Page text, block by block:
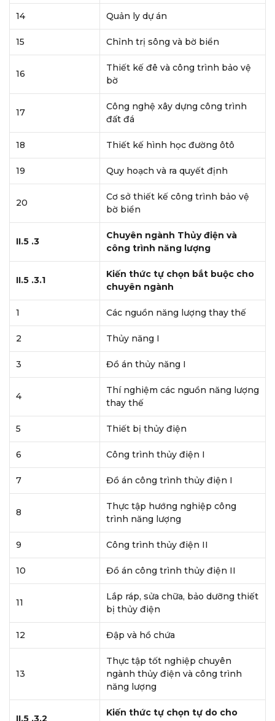
14 Quản ly dự án
15 Chỉnh trị sông và bờ biển
16
Thiết kế đê và công trình bảo vệ
bờ
17
Công nghệ xây dựng công trình
đất đá
18 Thiết kế hình học đường ôtô
19 Quy hoạch và ra quyết định
20
Cơ sở thiết kế công trình bảo vệ
bờ biển
II.5 .3
Chuyên ngành Thủy điện và
công trình năng lượng
II.5 .3.1
Kiến thức tự chọn bắt buộc cho
chuyên ngành
1 Các nguồn năng lượng thay thế
2 Thủy năng I
3 Đồ án thủy năng I
4
Thí nghiệm các nguồn năng lượng
thay thế
5 Thiết bị thủy điện
6 Công trình thủy điện I
7 Đồ án công trình thủy điện I
8
Thực tập hướng nghiệp công
trình năng lượng
9 Công trình thủy điện II
10 Đồ án công trình thủy điện II
11
Lắp ráp, sửa chữa, bảo dưỡng thiết
bị thủy điện
12 Đập và hồ chứa
13
Thực tập tốt nghiệp chuyên
ngành thủy điện và công trình
năng lượng
II.5 .3.2
Kiến thức tự chọn tự do cho